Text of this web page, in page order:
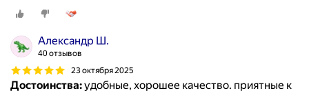
пальцев, 2 пары черные + белые
Александр Ш.
40 отзывов
23 октября 2025
Достоинства:удобные, хорошее качество. приятные к